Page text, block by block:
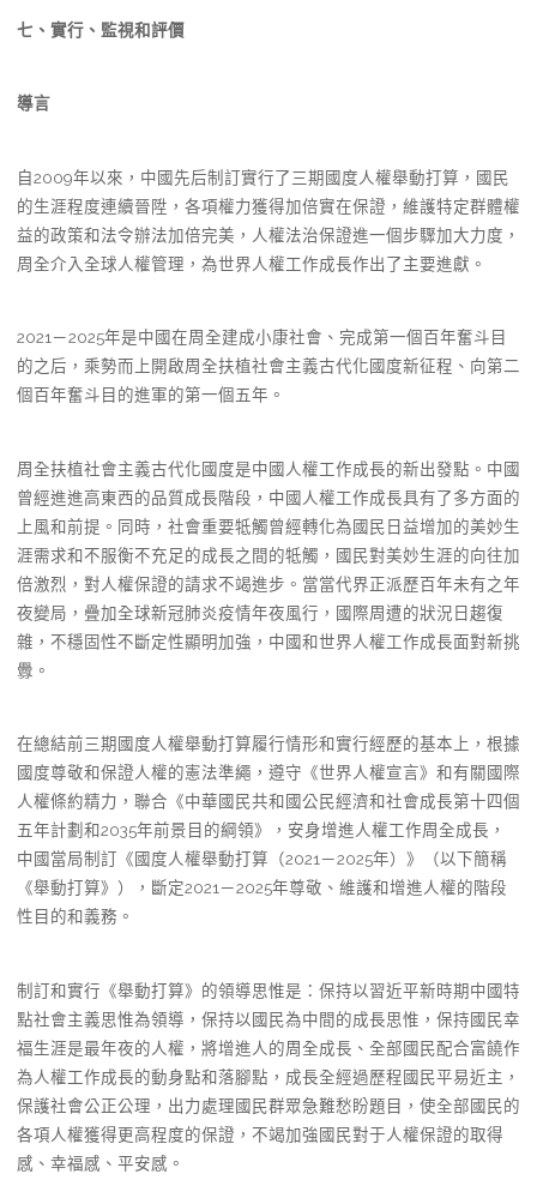
七、實行、監視和評價
導言
自2009年以來，中國先后制訂實行了三期國度人權舉動打算，國民
的生涯程度連續晉陞，各項權力獲得加倍實在保證，維護特定群體權
益的政策和法令辦法加倍完美，人權法治保證進一個步驟加大力度，
周全介入全球人權管理，為世界人權工作成長作出了主要進獻。
2021－2025年是中國在周全建成小康社會、完成第一個百年奮斗目
的之后，乘勢而上開啟周全扶植社會主義古代化國度新征程、向第二
個百年奮斗目的進軍的第一個五年。
周全扶植社會主義古代化國度是中國人權工作成長的新出發點。中國
曾經進進高東西的品質成長階段，中國人權工作成長具有了多方面的
上風和前提。同時，社會重要牴觸曾經轉化為國民日益增加的美妙生
涯需求和不服衡不充足的成長之間的牴觸，國民對美妙生涯的向往加
倍激烈，對人權保證的請求不竭進步。當當代界正派歷百年未有之年
夜變局，疊加全球新冠肺炎疫情年夜風行，國際周遭的狀況日趨復
雜，不穩固性不斷定性顯明加強，中國和世界人權工作成長面對新挑
釁。
在總結前三期國度人權舉動打算履行情形和實行經歷的基本上，根據
國度尊敬和保證人權的憲法準繩，遵守《世界人權宣言》和有關國際
人權條約精力，聯合《中華國民共和國公民經濟和社會成長第十四個
五年計劃和2035年前景目的綱領》，安身增進人權工作周全成長，
中國當局制訂《國度人權舉動打算（2021－2025年）》（以下簡稱
《舉動打算》），斷定2021－2025年尊敬、維護和增進人權的階段
性目的和義務。
制訂和實行《舉動打算》的領導思惟是：保持以習近平新時期中國特
點社會主義思惟為領導，保持以國民為中間的成長思惟，保持國民幸
福生涯是最年夜的人權，將增進人的周全成長、全部國民配合富饒作
為人權工作成長的動身點和落腳點，成長全經過歷程國民平易近主，
保護社會公正公理，出力處理國民群眾急難愁盼題目，使全部國民的
各項人權獲得更高程度的保證，不竭加強國民對于人權保證的取得
感、幸福感、平安感。